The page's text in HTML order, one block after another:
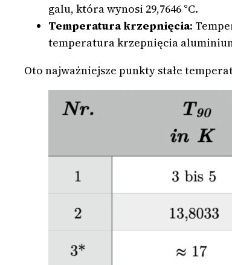
galu, która wynosi 29,7646 °C.
Temperatura krzepnięcia:
temperatura krzepnięcia aluminium
Oto najważniejsze punkty stałe